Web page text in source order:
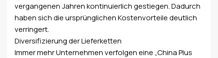
vergangenen Jahren kontinuierlich gestiegen. Dadurch
haben sich die ursprünglichen Kostenvorteile deutlich
verringert.
Diversifizierung der Lieferketten
Immer mehr Unternehmen verfolgen eine „China Plus